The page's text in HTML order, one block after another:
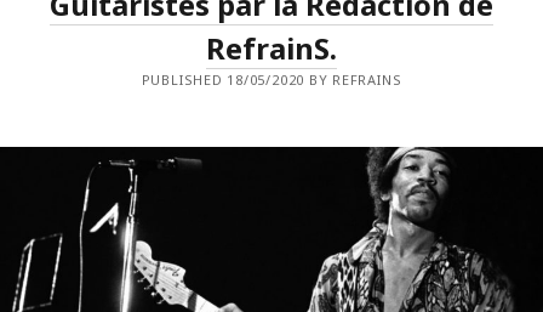
RefrainS.
PUBLISHED 18/05/2020 BY REFRAINS